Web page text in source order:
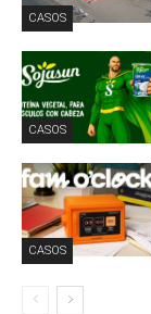
CASOS
CASOS
CASOS